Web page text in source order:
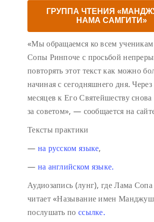
ГРУППА ЧТЕНИЯ
НАМА САМГИТИ»
«Мы обращаемся ко всем
Сопы Ринпоче с просьбой
повторять этот текст как можно
начиная с сегодняшнего дня. Через
месяцев к Его Святейшеству снова
за советом», — сообщается на
Тексты практики
— на русском языке,
— на английском языке.
Аудиозапись (лунг), где Лама
читает «Называние имен
послушать по ссылке.